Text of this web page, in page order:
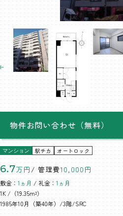
マンション 駅チカ オートロック
6.7万円 / 管理費10,000円
敷金： 1ヵ月 / 礼金： 1ヵ月
1K /（19.35m²）
1985年10月（築40年）/3階/SRC
物件お問い合わせ（無料）